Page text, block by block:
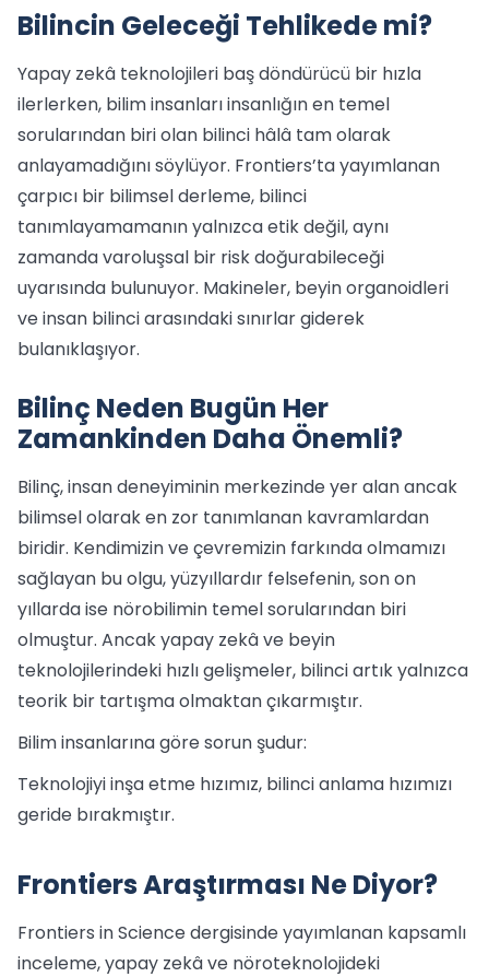
Bilincin Geleceği Tehlikede mi?
Yapay zekâ teknolojileri baş döndürücü bir hızla
ilerlerken, bilim insanları insanlığın en temel
sorularından biri olan bilinci hâlâ tam olarak
anlayamadığını söylüyor. Frontiers’ta yayımlanan
çarpıcı bir bilimsel derleme, bilinci
tanımlayamamanın yalnızca etik değil, aynı
zamanda varoluşsal bir risk doğurabileceği
uyarısında bulunuyor. Makineler, beyin organoidleri
ve insan bilinci arasındaki sınırlar giderek
bulanıklaşıyor.
Bilinç Neden Bugün Her
Zamankinden Daha Önemli?
Bilinç, insan deneyiminin merkezinde yer alan ancak
bilimsel olarak en zor tanımlanan kavramlardan
biridir. Kendimizin ve çevremizin farkında olmamızı
sağlayan bu olgu, yüzyıllardır felsefenin, son on
yıllarda ise nörobilimin temel sorularından biri
olmuştur. Ancak yapay zekâ ve beyin
teknolojilerindeki hızlı gelişmeler, bilinci artık yalnızca
teorik bir tartışma olmaktan çıkarmıştır.
Bilim insanlarına göre sorun şudur:
Teknolojiyi inşa etme hızımız, bilinci anlama hızımızı
geride bırakmıştır.
Frontiers Araştırması Ne Diyor?
Frontiers in Science dergisinde yayımlanan kapsamlı
inceleme, yapay zekâ ve nöroteknolojideki